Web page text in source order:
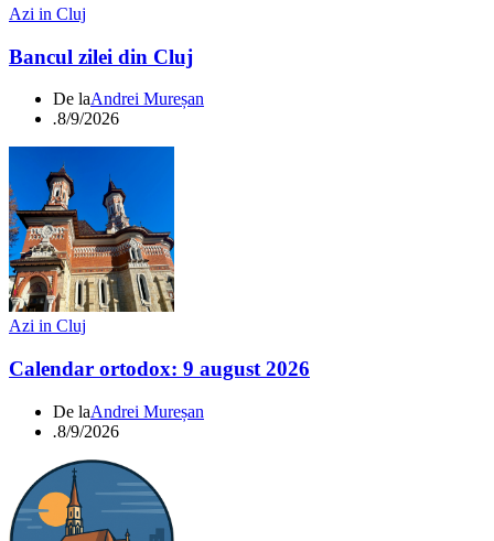
Azi in Cluj
Bancul zilei din Cluj
De laAndrei Mureșan
.8/9/2026
Azi in Cluj
Calendar ortodox: 9 august 2026
De laAndrei Mureșan
.8/9/2026